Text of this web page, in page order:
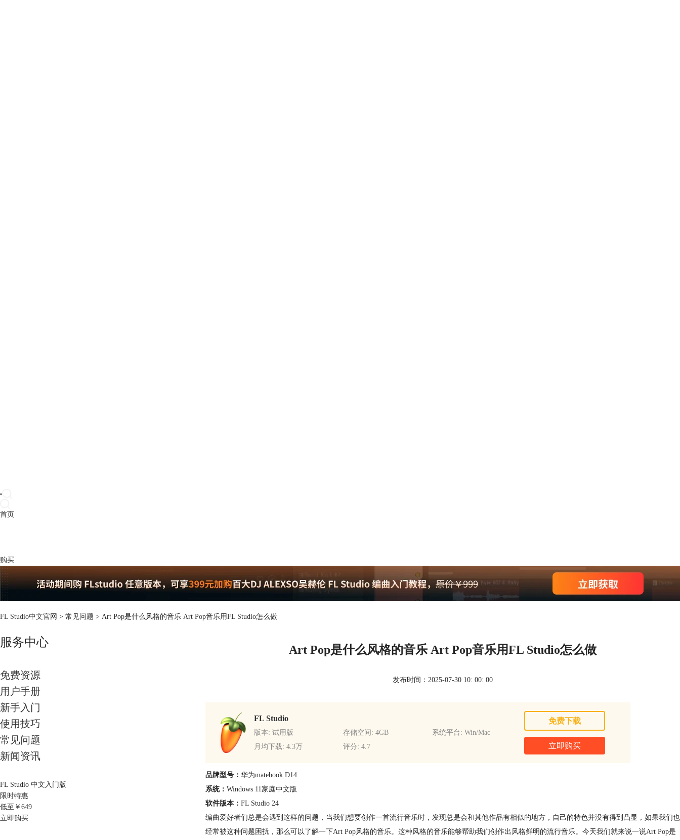
首页
购买
FL Studio中文官网 > 常见问题 > Art Pop是什么风格的音乐 Art Pop音乐用FL Studio怎么做
服务中心
免费资源
用户手册
新手入门
使用技巧
常见问题
新闻资讯
FL Studio 中文入门版
限时特惠
低至￥ 649
立即购买
Art Pop是什么风格的音乐 Art Pop音乐用FL Studio怎么做
发布时间：2025-07-30 10: 00: 00
FL Studio
版本: 试用版 存储空间: 4GB
系统平台: Win/Mac
月均下载: 4.3万
评分: 4.7
免费下载
立即购买
品牌型号： 华为matebook D14
系统： Windows 11家庭中文版
软件版本： FL Studio 24
编曲爱好者们总是会遇到这样的问题，当我们想要创作一首流行音乐时，发现总是会和其他作品有相似的地方，自己的特色并没有得到凸显，如果我们也
经常被这种问题困扰，那么可以了解一下Art Pop风格的音乐。这种风格的音乐能够帮助我们创作出风格鲜明的流行音乐。今天我们就来说一说Art Pop是